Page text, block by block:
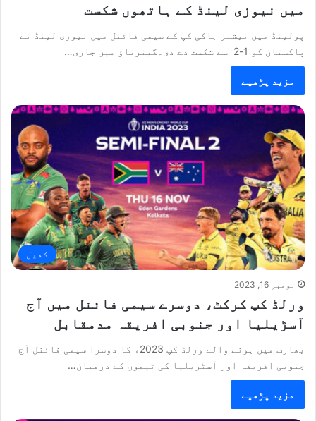
میں نیوزی لینڈ کے ہاتھوں شکست
پولینڈ میں نیشنز ہاکی کپ کے سیمی فائنل میں نیوزی لینڈ نے
پاکستان کو 1-2 سے شکست دے دی۔گینزناؤ میں جاری…
مزید پڑھیے
کھیل
نومبر 16, 2023
ورلڈ کپ کرکٹ، دوسرے سیمی فائنل میں آج
آسڑیلیا اور جنوبی افریقہ مدمقابل
بھارت میں ہونے والے ورلڈ کپ 2023ء کا دوسرا سیمی فائنل آج
جنوبی افریقہ اور آسٹریلیا کی ٹیموں کے درمیان…
مزید پڑھیے